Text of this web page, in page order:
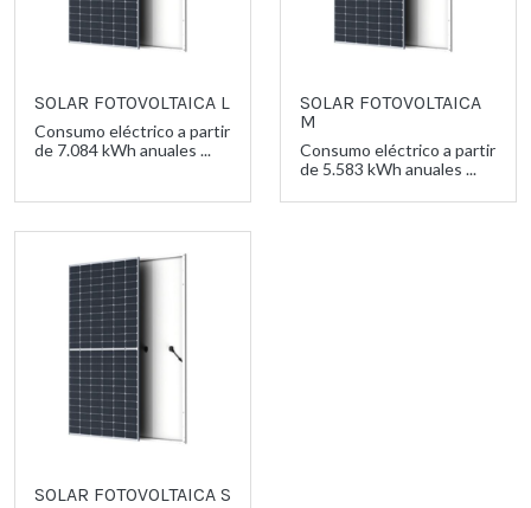
SOLAR FOTOVOLTAICA L
Consumo eléctrico a partir
de 7.084 kWh anuales ...
SOLAR FOTOVOLTAICA
M
Consumo eléctrico a partir
de 5.583 kWh anuales ...
SOLAR FOTOVOLTAICA S